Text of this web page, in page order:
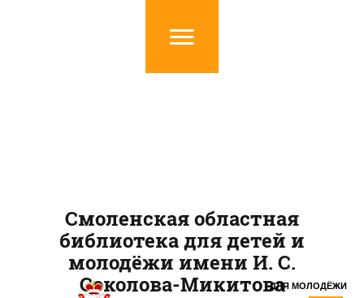
ДЛЯ МОЛОДЁЖИ
Смоленская областная
библиотека для детей и
молодёжи имени И. С.
Соколова-Микитова